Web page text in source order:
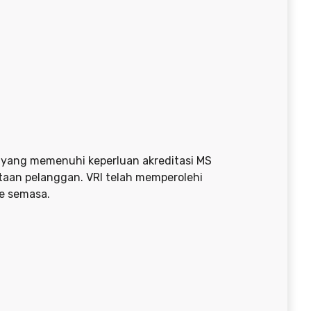
memenuhi keperluan akreditasi MS
pelanggan. VRI telah memperolehi
semasa.